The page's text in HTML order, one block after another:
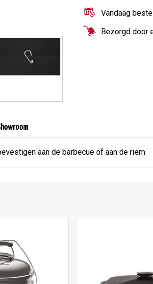
Vandaag
Bezorgd door
aan de barbecue of aan de riem